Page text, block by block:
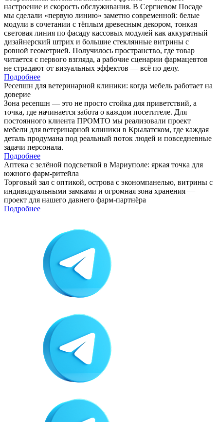
настроение и скорость обслуживания. В Сергиевом Посаде
мы сделали «первую линию» заметно современной: белые
модули в сочетании с тёплым древесным декором, тонкая
световая линия по фасаду кассовых модулей как аккуратный
дизайнерский штрих и большие стеклянные витрины с
ровной геометрией. Получилось пространство, где товар
читается с первого взгляда, а рабочие сценарии фармацевтов
не страдают от визуальных эффектов — всё по делу.
Подробнее
Ресепшн для ветеринарной клиники: когда мебель работает на
доверие
Зона ресепшн — это не просто стойка для приветствий, а
точка, где начинается забота о каждом посетителе. Для
постоянного клиента ПРОМТО мы реализовали проект
мебели для ветеринарной клиники в Крылатском, где каждая
деталь продумана под реальный поток людей и повседневные
задачи персонала.
Подробнее
Аптека с зелёной подсветкой в Мариуполе: яркая точка для
южного фарм-ритейла
Торговый зал с оптикой, острова с экономпанелью, витрины с
индивидуальными замками и огромная зона хранения —
проект для нашего давнего фарм-партнёра
Подробнее